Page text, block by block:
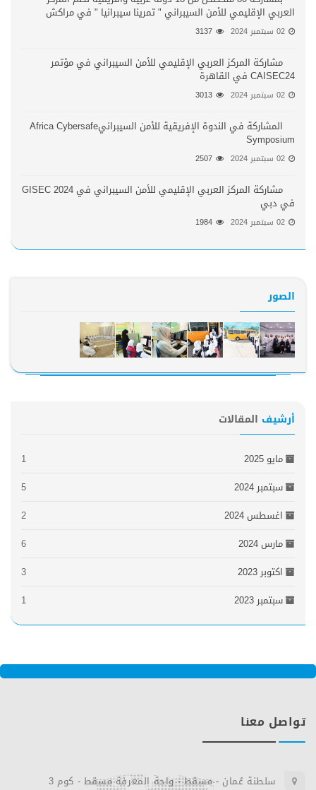
العربي الإقليمي للأمن السيبراني " تمرينا سيبرانيا " في مراكش
02 سبتمبر 2024 3137
مشاركة المركز العربي الإقليمي للأمن السيبراني في مؤتمر
CAISEC24 في القاهرة
02 سبتمبر 2024 3013
المشاركة في الندوة الإفريقية للأمن السيبرانيAfrica Cybersafe
Symposium
02 سبتمبر 2024 2507
مشاركة المركز العربي الإقليمي للأمن السيبراني في GISEC 2024
في دبي
02 سبتمبر 2024 1984
الصور
أرشيف المقالات
مايو 2025
1
سبتمبر 2024
5
اغسطس 2024
2
مارس 2024
6
اكتوبر 2023
3
سبتمبر 2023
1
تواصل معنا
سلطنة عُمان - مسقط - واحة المعرفة مسقط - كوم 3